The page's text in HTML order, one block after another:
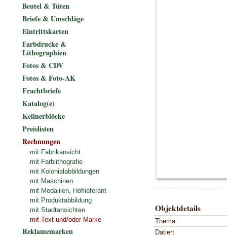
Objektdetails
Thema
Datiert
Beutel & Tüten
Briefe & Umschläge
Eintrittskarten
Farbdrucke &
Lithographien
Fotos & CDV
Fotos & Foto-AK
Frachtbriefe
Katalog(e)
Kellnerblöcke
Preislisten
Rechnungen
mit Fabrikansicht
mit Farblithografie
mit Kolonialabbildungen
mit Maschinen
mit Medaiilen, Hoflieferant
mit Produktabbildung
mit Stadtansichten
mit Text und/oder Marke
Reklamemarken